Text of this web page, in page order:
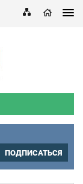
ПОДПИСАТЬСЯ